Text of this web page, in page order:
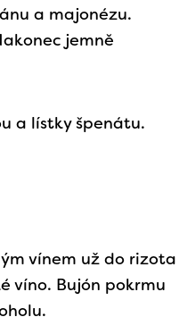
a majonézu.
jemně
a lístky špenátu.
vínem už do rizota
víno. Bujón pokrmu